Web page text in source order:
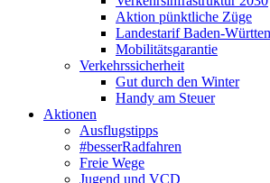
Aktion pünktliche Züge
Landestarif Baden-
Mobilitätsgarantie
Verkehrssicherheit
Gut durch den Winter
Handy am Steuer
Aktionen
Ausflugstipps
#besserRadfahren
Freie Wege
Jugend und VCD